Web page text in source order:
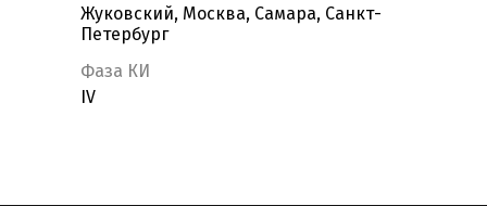
Жуковский, Москва, Самара, Санкт-
Петербург
Фаза КИ
IV